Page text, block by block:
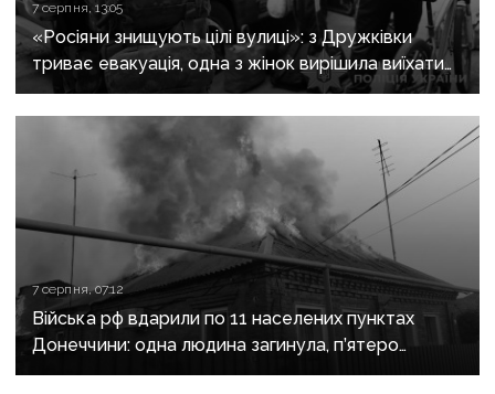
7 серпня, 13:05
«Росіяни знищують цілі вулиці»: з Дружківки
триває евакуація, одна з жінок вирішила виїхати
після загибелі чоловіка
7 серпня, 07:12
Війська рф вдарили по 11 населених пунктах
Донеччини: одна людина загинула, п’ятеро
поранені